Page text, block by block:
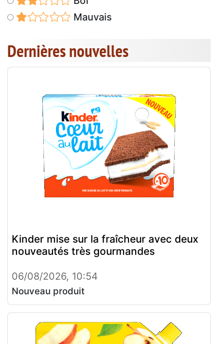
Mauvais
Dernières nouvelles
Kinder mise sur la fraîcheur avec deux
nouveautés très gourmandes
06/08/2026, 10:54
Nouveau produit